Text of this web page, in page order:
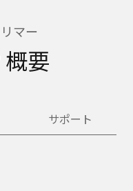
マー
概要
サポート